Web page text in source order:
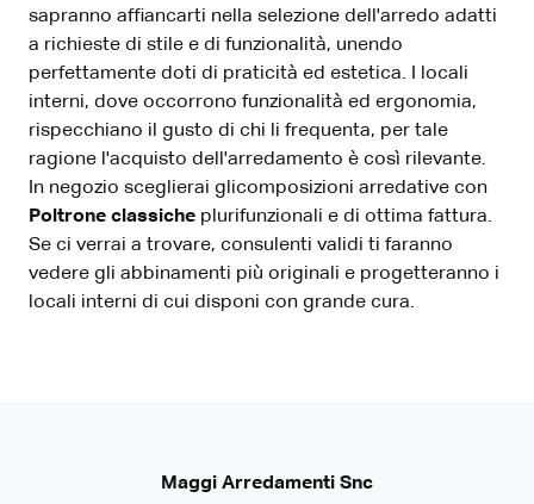
sapranno affiancarti nella selezione dell'arredo adatti
a richieste di stile e di funzionalità, unendo
perfettamente doti di praticità ed estetica. I locali
interni, dove occorrono funzionalità ed ergonomia,
rispecchiano il gusto di chi li frequenta, per tale
ragione l'acquisto dell'arredamento è così rilevante.
In negozio sceglierai glicomposizioni arredative con
Poltrone classiche plurifunzionali e di ottima fattura.
Se ci verrai a trovare, consulenti validi ti faranno
vedere gli abbinamenti più originali e progetteranno i
locali interni di cui disponi con grande cura.
Maggi Arredamenti Snc